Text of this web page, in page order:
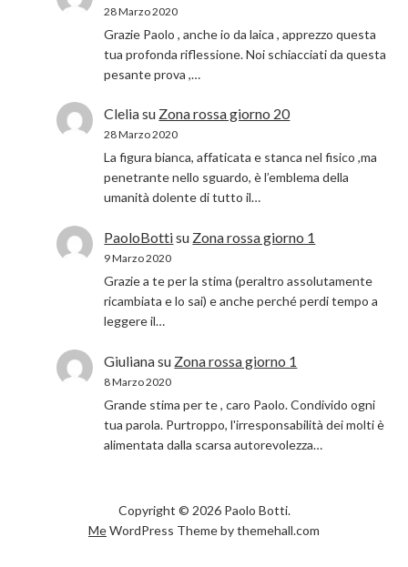
28 Marzo 2020
Grazie Paolo , anche io da laica , apprezzo questa
tua profonda riflessione. Noi schiacciati da questa
pesante prova ,…
Cleliasu Zona rossa giorno 20
28 Marzo 2020
La figura bianca, affaticata e stanca nel fisico ,ma
penetrante nello sguardo, è l’emblema della
umanità dolente di tutto il…
PaoloBottisu Zona rossa giorno 1
9 Marzo 2020
Grazie a te per la stima (peraltro assolutamente
ricambiata e lo sai) e anche perché perdi tempo a
leggere il…
Giulianasu Zona rossa giorno 1
8 Marzo 2020
Grande stima per te , caro Paolo. Condivido ogni
tua parola. Purtroppo, l'irresponsabilità dei molti è
alimentata dalla scarsa autorevolezza…
Copyright © 2026 Paolo Botti.
MeWordPress Theme by themehall.com